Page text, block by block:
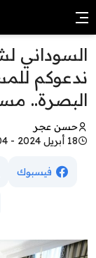
السوداني
ندعوكم
البصرة..
حسن عجر
18 أبريل 2024 - 12:04
فيسبوك